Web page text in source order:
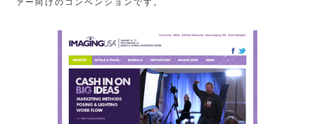
ァー向けのコンベンションです。